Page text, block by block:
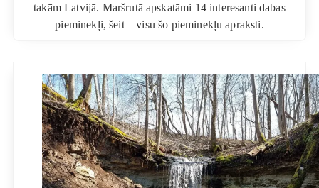
takām Latvijā. Maršrutā apskatāmi 14 interesanti dabas
pieminekļi, šeit – visu šo pieminekļu apraksti.